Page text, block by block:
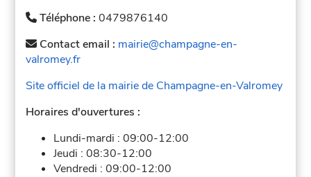
Téléphone :0479876140
Contact email : mairie@champagne-en-
valromey.fr
Site officiel de la mairie de Champagne-en-Valromey
Horaires d'ouvertures :
Lundi-mardi :09:00-12:00
Jeudi :08:30-12:00
Vendredi :09:00-12:00